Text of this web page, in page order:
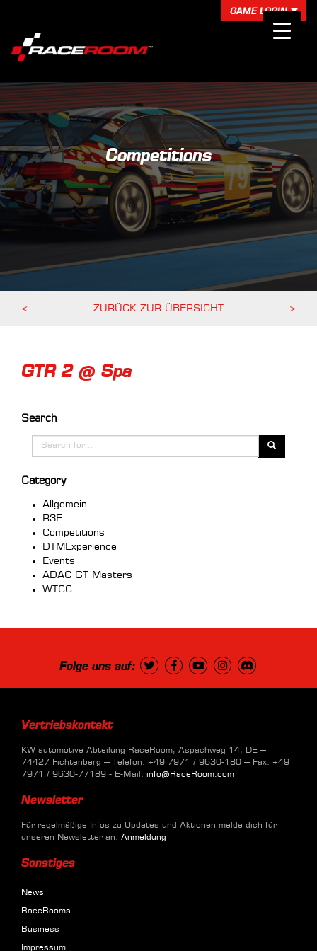
GAME LOGIN
Competitions
< ZURÜCK ZUR ÜBERSICHT >
GTR 2 @ Spa
Search
Category
Allgemein
R3E
Competitions
DTMExperience
Events
ADAC GT Masters
WTCC
Folge uns auf:
Vertriebskontakt
KW automotive Abteilung RaceRoom, Aspachweg 14, DE –
74427 Fichtenberg – Telefon: +49 7971 / 9630-180 – Fax: +49
7971 / 9630-77189 - E-Mail: info@RaceRoom.com
Newsletter
Für regelmäßige Infos zu Updates und Aktionen melde dich für
unseren Newsletter an: Anmeldung
Sonstiges
News
RaceRooms
Business
Impressum